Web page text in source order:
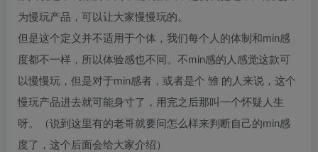
为慢玩产品，可以让大家慢慢玩的。
但是这个定义并不适用于个体，我们每个人的体制和min感
度都不一样，所以体验感也不同。不min感的人感觉这款可
以慢慢玩，但是对于min感者，或者是个 雏 的人来说，这个
慢玩产品进去就可能身寸了，用完之后那叫一个怀疑人生
呀。（说到这里有的老哥就要问怎么样来判断自己的min感
度了，这个后面会给大家介绍）